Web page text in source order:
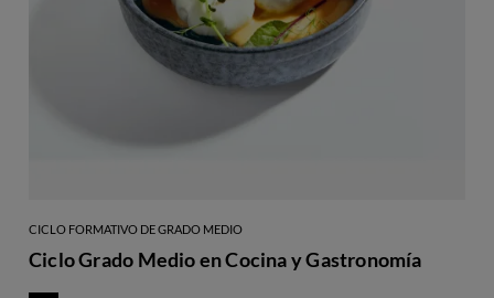
CICLO FORMATIVO DE GRADO MEDIO
Ciclo Grado Medio en Cocina y Gastronomía